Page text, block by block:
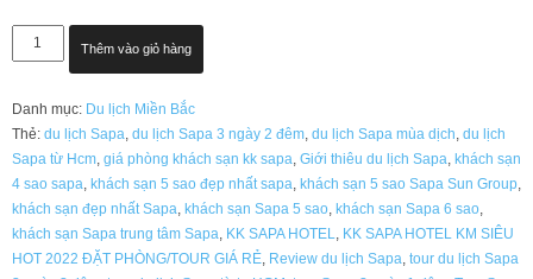
SAPA
KM
SIÊU
HOT
2023
ĐẶT
PHÒNG/TOUR
GIÁ
Thêm vào giỏ hàng
Danh mục: Du lịch Miền Bắc
Thẻ: du lịch Sapa du lịch Sapa 3 ngày 2 đêm du lịch Sapa mùa dịch du lịch
Sapa từ Hcm giá phòng khách sạn kk sapa Giới thiêu du lịch Sapa khách sạn
4 sao sapa khách sạn 5 sao đẹp nhất sapa khách sạn 5 sao Sapa Sun Group
khách sạn đẹp nhất Sapa khách sạn Sapa 5 sao khách sạn Sapa 6 sao
khách sạn Sapa trung tâm Sapa KK SAPA HOTEL
KK SAPA HOTEL KM SIÊU
HOT 2022 ĐẶT PHÒNG/TOUR GIÁ RẺ Review du lịch Sapa tour du lịch Sapa